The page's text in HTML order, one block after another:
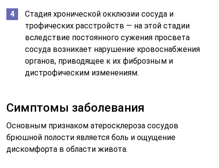
Стадия хронической окклюзии сосуда и
трофических расстройств — на этой стадии
вследствие постоянного сужения просвета
сосуда возникает нарушение кровоснабжения
органов, приводящее к их фиброзным и
дистрофическим изменениям.
Симптомы заболевания
Основным признаком атеросклероза сосудов
брюшной полости является боль и ощущение
дискомфорта в области живота.